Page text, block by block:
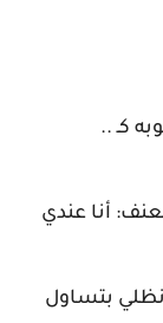
كـ ..
أنا عندي
بتساول